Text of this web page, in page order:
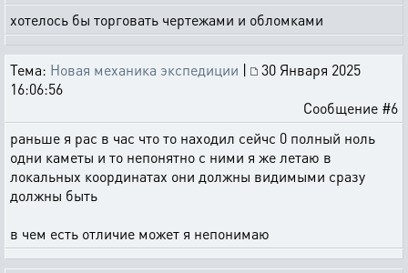
хотелось бы торговать чертежами и обломками
Тема: Новая механика экспедиции |
30 Января 2025
16:06:56
Сообщение #6
раньше я рас в час что то находил сейчс 0 полный ноль
одни каметы и то непонятно с ними я же летаю в
локальных координатах они должны видимыми сразу
должны быть
в чем есть отличие может я непонимаю